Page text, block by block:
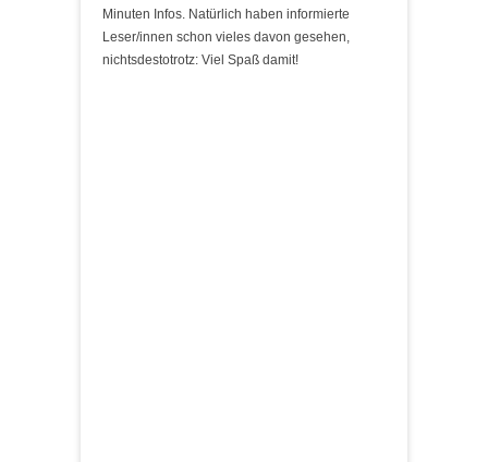
Minuten Infos. Natürlich haben informierte
Leser/innen schon vieles davon gesehen,
nichtsdestotrotz: Viel Spaß damit!